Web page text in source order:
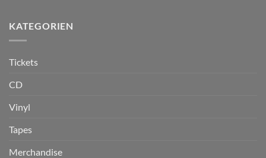
KATEGORIEN
Tickets
CD
Vinyl
Tapes
Merchandise